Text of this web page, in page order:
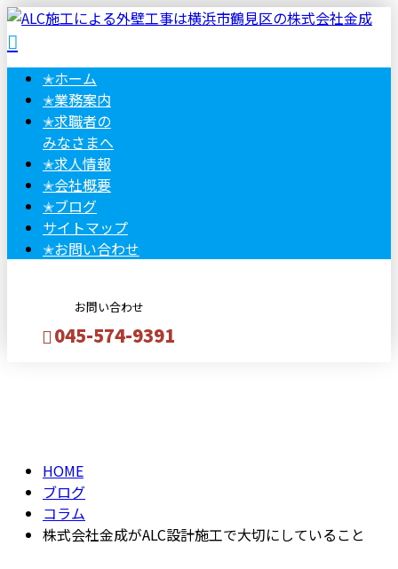
✭ホーム
✭業務案内
✭求職者の
みなさまへ
✭求人情報
✭会社概要
✭ブログ
サイトマップ
✭お問い合わせ
お問い合わせ
045-574-9391
HOME
ブログ
コラム
株式会社金成がALC設計施工で大切にしていること